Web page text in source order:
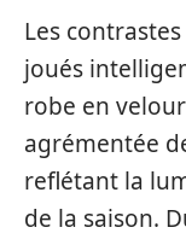
Les
joués
robe en
agrémentée
reflétant la
de la saison.